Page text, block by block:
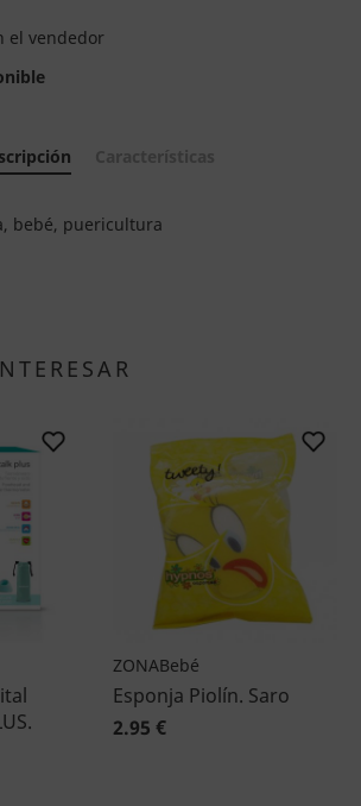
el vendedor
bebé, puericultura
ZONABebé
Esponja Piolín. Saro
2.95 €